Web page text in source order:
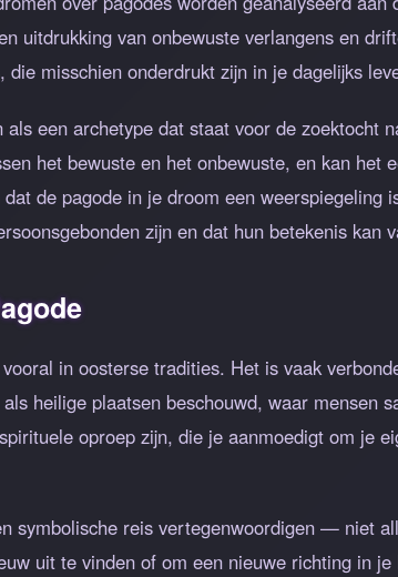
uitdrukking van onbewuste verlangens en
misschien onderdrukt zijn in je dagelijks
een archetype dat staat voor de zoektocht
het bewuste en het onbewuste, en kan het
de pagode in je droom een weerspiegeling
zijn en dat hun betekenis kan
in oosterse tradities. Het is vaak
heilige plaatsen beschouwd, waar mensen
oproep zijn, die je aanmoedigt om je
symbolische reis vertegenwoordigen — niet
uit te vinden of om een nieuwe richting in